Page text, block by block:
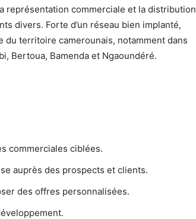
représentation commerciale et la distribution
divers. Forte d’un réseau bien implanté,
du territoire camerounais, notamment dans
Bertoua, Bamenda et Ngaoundéré.
commerciales ciblées.
auprès des prospects et clients.
des offres personnalisées.